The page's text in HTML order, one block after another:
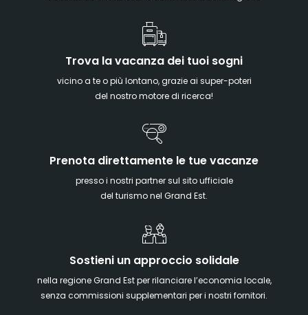
Trova la vacanza dei tuoi sogni
vicino a te o più lontano, grazie ai super-poteri
del nostro motore di ricerca!
Prenota direttamente le tue vacanze
presso i nostri partner sul sito ufficiale
del turismo nel Grand Est.
Sostieni un approccio solidale
nella regione Grand Est per rilanciare l’economia locale,
senza commissioni supplementari per i nostri fornitori.